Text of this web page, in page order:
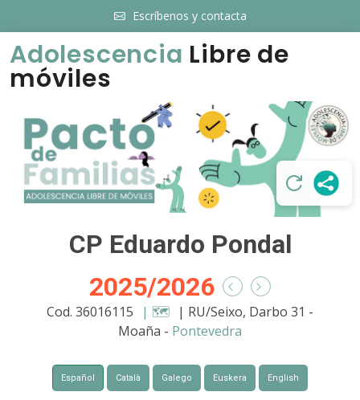
Escríbenos y contacta
Adolescencia Libre de
móviles
CP Eduardo Pondal
2025/2026
Cod. 36016115 | 🗺️ | RU/Seixo, Darbo 31 -
Moaña - Pontevedra
Español Català Galego Euskera English